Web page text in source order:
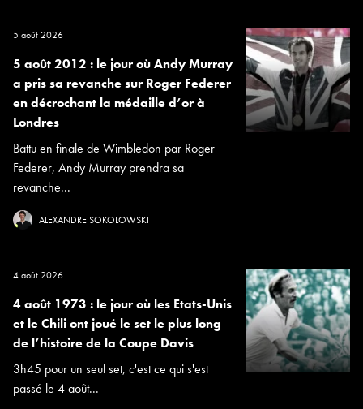
5 août 2026
5 août 2012 : le jour où Andy Murray
a pris sa revanche sur Roger Federer
en décrochant la médaille d’or à
Londres
Battu en finale de Wimbledon par Roger
Federer, Andy Murray prendra sa
revanche...
ALEXANDRE SOKOLOWSKI
4 août 2026
4 août 1973 : le jour où les Etats-Unis
et le Chili ont joué le set le plus long
de l’histoire de la Coupe Davis
3h45 pour un seul set, c'est ce qui s'est
passé le 4 août...